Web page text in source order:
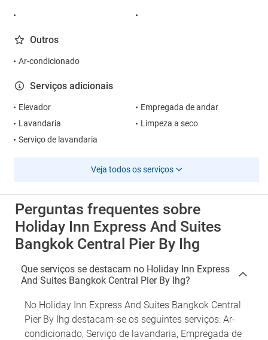
Outros
Ar-condicionado
Serviços adicionais
Elevador
Empregada de andar
Lavandaria
Limpeza a seco
Serviço de lavandaria
Veja todos os serviços
Perguntas frequentes sobre
Holiday Inn Express And Suites
Bangkok Central Pier By Ihg
Que serviços se destacam no Holiday Inn Express
And Suites Bangkok Central Pier By Ihg?
No Holiday Inn Express And Suites Bangkok Central
Pier By Ihg destacam-se os seguintes serviços: Ar-
condicionado, Serviço de lavandaria, Empregada de